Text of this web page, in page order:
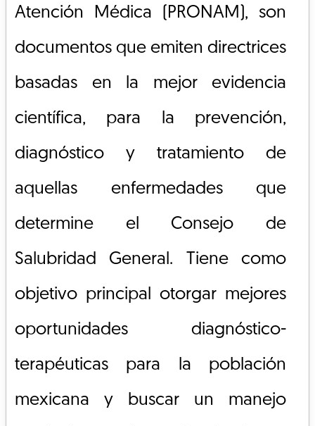
Atención Médica (PRONAM), son
documentos que emiten directrices
basadas en la mejor evidencia
científica, para la prevención,
diagnóstico y tratamiento de
aquellas enfermedades que
determine el Consejo de
Salubridad General. Tiene como
objetivo principal otorgar mejores
oportunidades diagnóstico-
terapéuticas para la población
mexicana y buscar un manejo